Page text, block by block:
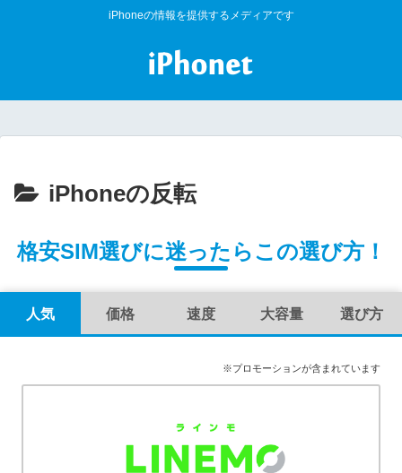
iPhoneの情報を提供するメディアです
iPhoneの反転
格安SIM選びに迷ったらこの選び方！
人気 価格 速度 大容量 選び方
※プロモーションが含まれています